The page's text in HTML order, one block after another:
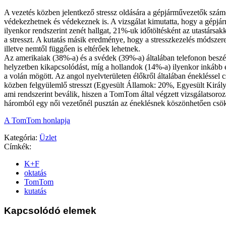
A vezetés közben jelentkező stressz oldására a gépjárművezetők
védekezhetnek és védekeznek is. A vizsgálat kimutatta, hogy a
ilyenkor rendszerint zenét hallgat, 21%-uk időtöltésként az
a stresszt. A kutatás másik eredménye, hogy a stresszkezelés
illetve nemtől függően is eltérőek lehetnek.
Az amerikaiak (38%-a) és a svédek (39%-a) általában telefonon
helyzetben kikapcsolódást, míg a hollandok (14%-a) ilyenkor inkább
a volán mögött. Az angol nyelvterületen élőkről általában énekléssel
közben felgyülemlő stresszt (Egyesült Államok: 20%, Egyesült
ami rendszerint beválik, hiszen a TomTom által végzett
háromból egy női vezetőnél pusztán az éneklésnek köszönhetően
A TomTom honlapja
Kategória: Üzlet
Címkék:
K+F
oktatás
TomTom
kutatás
Kapcsolódó elemek